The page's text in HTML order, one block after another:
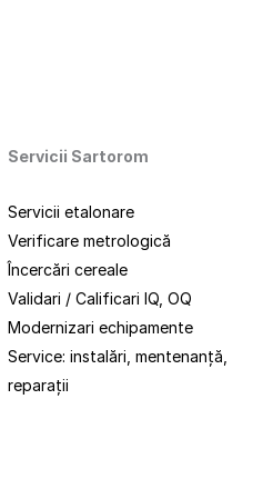
Servicii Sartorom
Servicii etalonare
Verificare metrologică
Încercări cereale
Validari / Calificari IQ, OQ
Modernizari echipamente
Service: instalări, mentenanță,
reparații